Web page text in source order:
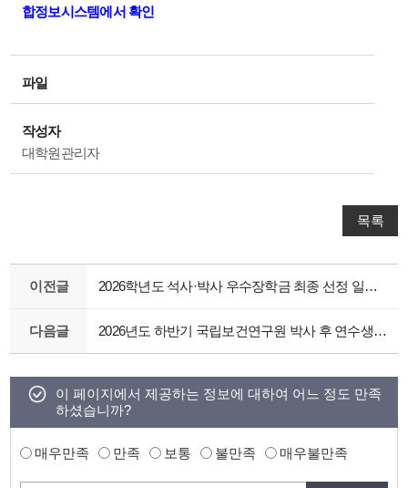
합정보시스템에서 확인
파일
작성자
대학원관리자
목록
이전글 2026학년도 석사·박사 우수장학금 최종 선정 일정 변경 안내
다음글 2026년도 하반기 국립보건연구원 박사 후 연수생 모집 안내
이 페이지에서 제공하는 정보에 대하여 어느 정도 만족
하셨습니까?
매우만족 만족 보통 불만족 매우불만족